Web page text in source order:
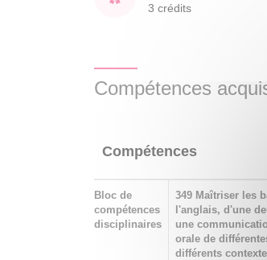
3 crédits
Compétences
Compétences
Bloc de
compétences
disciplinaires
349 Maîtriser les
l'anglais, d'une
une
orale de
différents